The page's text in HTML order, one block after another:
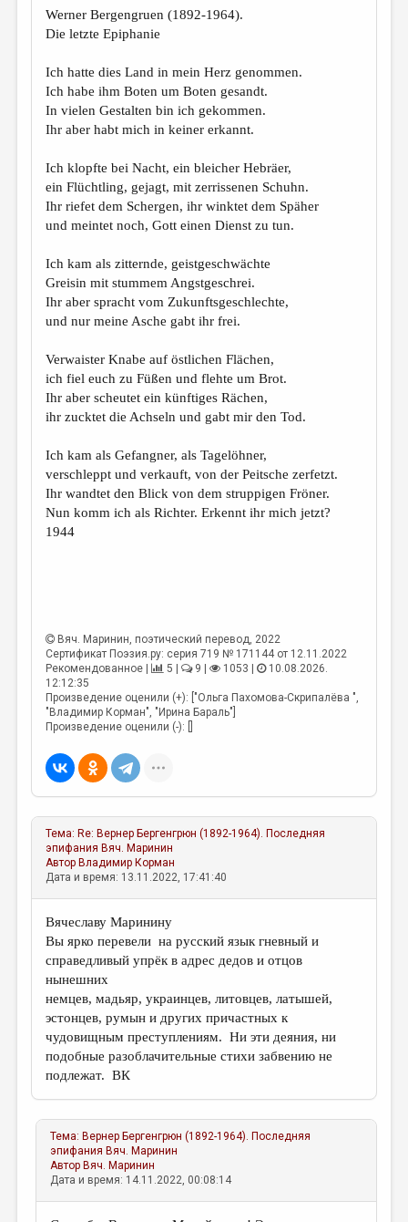
ЭССЕИСТИКА
ЛИТЕРАТУРОВЕДЕНИЕ
КУЛЬТУРОВЕДЕНИЕ
ПУБЛИЦИСТИКА
РЕЦЕНЗИРОВАНИЕ
ЦИКЛЫ ПУБЛИКАЦИЙ
ТРЕДИАКОВСКИЙ
МЕДИА
ВКОНТАКТЕ
Werner Bergengruen (1892-1964).
Die letzte Epiphanie
Ich hatte dies Land in mein Herz genommen.
Ich habe ihm Boten um Boten gesandt.
In vielen Gestalten bin ich gekommen.
Ihr aber habt mich in keiner erkannt.
Ich klopfte bei Nacht, ein bleicher Hebräer,
ein Flüchtling, gejagt, mit zerrissenen Schuhn.
Ihr riefet dem Schergen, ihr winktet dem Späher
und meintet noch, Gott einen Dienst zu tun.
Ich kam als zitternde, geistgeschwächte
Greisin mit stummem Angstgeschrei.
Ihr aber spracht vom Zukunftsgeschlechte,
und nur meine Asche gabt ihr frei.
Verwaister Knabe auf östlichen Flächen,
ich fiel euch zu Füßen und flehte um Brot.
Ihr aber scheutet ein künftiges Rächen,
ihr zucktet die Achseln und gabt mir den Tod.
Ich kam als Gefangner, als Tagelöhner,
verschleppt und verkauft, von der Peitsche zerfetzt.
Ihr wandtet den Blick von dem struppigen Fröner.
Nun komm ich als Richter. Erkennt ihr mich jetzt?
1944
Вяч. Маринин, поэтический перевод, 2022
Сертификат Поэзия.ру: серия 719 № 171144 от 12.11.2022
Рекомендованное |
5 | 9 | 1053 |
10.08.2026.
12:12:35
Произведение оценили (+): ["Ольга Пахомова-Скрипалёва ",
"Владимир Корман", "Ирина Бараль"]
Произведение оценили (-): []
Тема: Re: Вернер Бергенгрюн (1892-1964). Последняя
эпифания Вяч. Маринин
Автор Владимир Корман
Дата и время: 13.11.2022, 17:41:40
Вячеславу Маринину
Вы ярко перевели на русский язык гневный и
справедливый упрёк в адрес дедов и отцов
нынешних
немцев, мадьяр, украинцев, литовцев, латышей,
эстонцев, румын и других причастных к
чудовищным преступлениям. Ни эти деяния, ни
подобные разоблачительные стихи забвению не
подлежат. ВК
Тема: Вернер Бергенгрюн (1892-1964). Последняя
эпифания Вяч. Маринин
Автор Вяч. Маринин
Дата и время: 14.11.2022, 00:08:14